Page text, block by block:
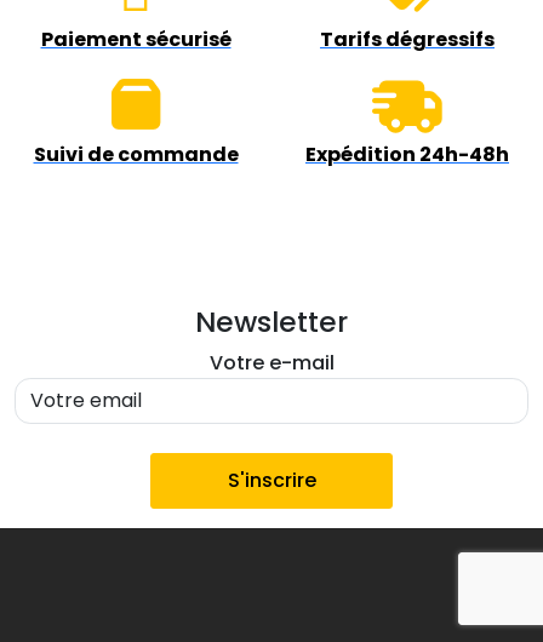
Paiement sécurisé Tarifs dégressifs
Suivi de commande Expédition 24h-48h
Newsletter
Votre e-mail